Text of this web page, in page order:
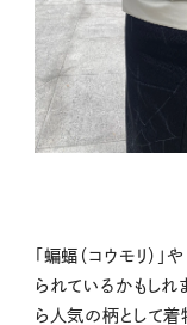
「蝙蝠（コウモリ）
られているかもし
ら人気の柄として着